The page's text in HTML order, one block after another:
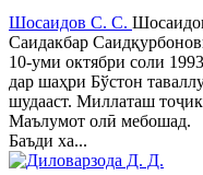
Шосаидов С. С.
Саидакбар
10-уми октябри соли 1993
дар шаҳри Бўстон
шудааст. Миллаташ
Маълумот олӣ мебошад.
Баъди ха...